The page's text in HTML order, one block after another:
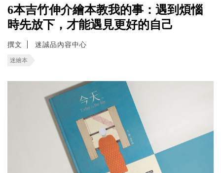
6本吉竹伸介繪本教我的事：遇到煩惱
時先放下，才能遇見更好的自己
撰文 迷誠品內容中心
迷繪本